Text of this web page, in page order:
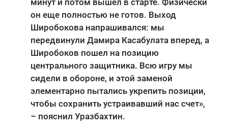
он еще полностью не готов. Выход
Широбокова напрашивался: мы
передвинули Дамира Касабулата вперед, а
Широбоков пошел на позицию
центрального защитника. Всю игру мы
сидели в обороне, и этой заменой
элементарно пытались укрепить позиции,
чтобы сохранить устраивавший нас счет»,
– пояснил Уразбахтин.